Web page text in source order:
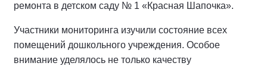
ремонта в детском саду № 1 «Красная Шапочка».
Участники мониторинга изучили состояние всех
помещений дошкольного учреждения. Особое
внимание уделялось не только качеству